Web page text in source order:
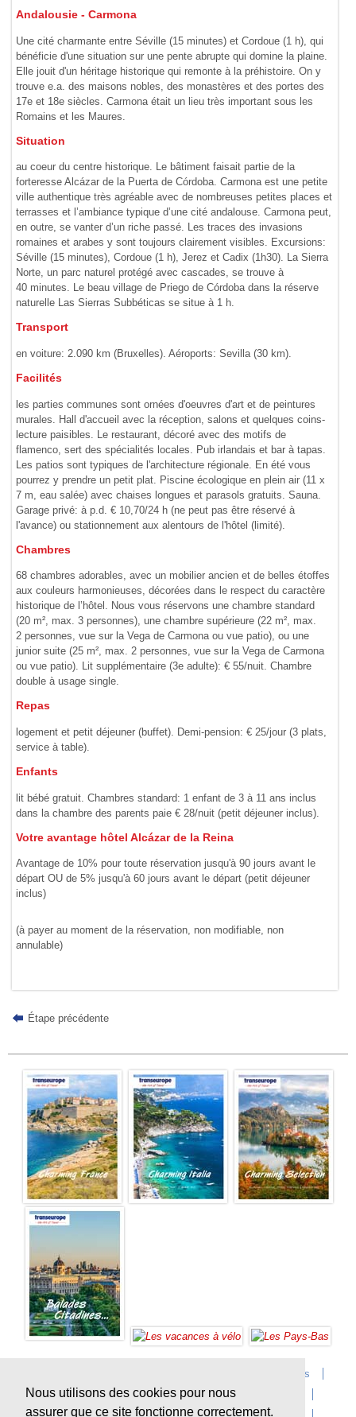
Nous utilisons des cookies pour nous
assurer que ce site fonctionne correctement.
Andalousie - Carmona
Une cité charmante entre Séville (15 minutes) et Cordoue (1 h), qui
bénéficie d'une situa­tion sur une pente abrupte qui domine la plaine.
Elle jouit d'un héritage historique qui remonte à la préhistoire. On y
trouve e.a. des maisons nobles, des monastères et des portes des
17e et 18e siècles. Carmona était un lieu très important sous les
Romains et les Maures.
Situation
au coeur du centre historique. Le bâtiment faisait partie de la
forteresse Alcázar de la Puerta de Córdoba. Carmona est une petite
ville authentique très agréable avec de nombreuses petites places et
terrasses et l’ambiance typique d’une cité andalouse. Carmona peut,
en outre, se vanter d’un riche passé. Les traces des invasions
romaines et arabes y sont toujours clairement visibles. Excursions:
Séville (15 minutes), Cordoue (1 h), Jerez et Cadix (1h30). La Sierra
Norte, un parc naturel protégé avec cascades, se trouve à
40 minutes. Le beau village de Priego de Córdoba dans la réserve
naturelle Las Sierras Subbéticas se situe à 1 h.
Transport
en voiture: 2.090 km (Bruxelles). Aéroports: Sevilla (30 km).
Facilités
les parties communes sont ornées d'oeuvres d'art et de peintures
murales. Hall d'accueil avec la réception, salons et quelques coins-
lecture paisibles. Le restaurant, décoré avec des motifs de
flamenco, sert des spécialités locales. Pub irlandais et bar à tapas.
Les patios sont typiques de l'architec­ture régionale. En été vous
pourrez y prendre un petit plat. Piscine écologique en plein air (11 x
7 m, eau salée) avec chaises longues et parasols gratuits. Sauna.
Garage privé: à p.d. € 10,70/24 h (ne peut pas être réservé à
l'avance) ou stationnement aux alentours de l'hôtel (limité).
Chambres
68 chambres adorables, avec un mobilier ancien et de belles étoffes
aux couleurs harmonieuses, décorées dans le respect du caractère
histo­rique de l’hôtel. Nous vous réservons une chambre standard
(20 m², max. 3 personnes), une chambre supérieure (22 m², max.
2 personnes, vue sur la Vega de Carmona ou vue patio), ou une
junior suite (25 m², max. 2 personnes, vue sur la Vega de Carmona
ou vue patio). Lit supplémentaire (3e adulte): € 55/nuit. Chambre
double à usage single.
Repas
logement et petit déjeuner (buffet). Demi-pension: € 25/jour (3 plats,
service à table).
Enfants
lit bébé gratuit. Chambres standard: 1 enfant de 3 à 11 ans inclus
dans la chambre des parents paie € 28/nuit (petit déjeuner inclus).
Votre avantage hôtel Alcázar de la Reina
Avantage de 10% pour toute réservation jusqu'à 90 jours avant le
départ OU de 5% jusqu'à 60 jours avant le départ (petit déjeuner
inclus)
(à payer au moment de la réservation, non modifiable, non
annulable)
Étape précédente
Postes vacants
Contact
Questions? Agences